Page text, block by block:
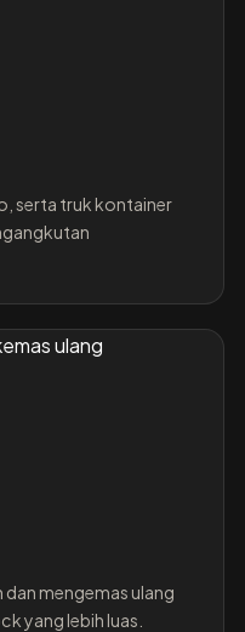
serta truk kontainer
dan mengemas ulang
yang lebih luas.